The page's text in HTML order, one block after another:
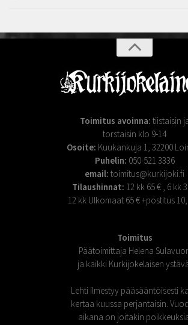
Toimitus avoinna: tiistaisin
torstaisin klo 9-14
Osoite: Kuukankuja 1, 32200
Puhelin: 050-521 3336
email: toimitus@kurkijoki.fi
Tilaushinnat: 12 kk 65 € , 6 kk
12 kk Ulkomaat 65 € +postitus
Toimitus
Päätoimittaja Helena
ja kaikki Kurkijokelaisen
Lehti ilmestyy pääsääntöisesti
kertaa kuussa perjantaisin.
aikana on joitakin